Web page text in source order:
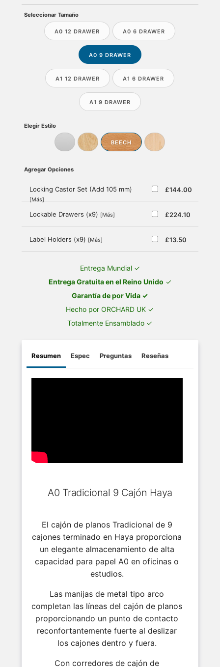
Seleccionar Tamaño
A0 12 DRAWER A0 6 DRAWER
A0 9 DRAWER
A1 12 DRAWER A1 6 DRAWER
A1 9 DRAWER
Elegir Estilo
BEECH
Agregar Opciones
£144.00
Locking Castor Set (Add 105 mm)
[Más]
£224.10
Lockable Drawers (x9) [Más]
£13.50
Label Holders (x9) [Más]
Entrega Mundial ✓
Entrega Gratuita en el Reino Unido ✓
Garantía de por Vida ✓
Hecho por ORCHARD UK ✓
Totalmente Ensamblado ✓
Resumen Espec Preguntas Reseñas
A0 Tradicional 9 Cajón Haya
El cajón de planos Tradicional de 9
cajones terminado en Haya proporciona
un elegante almacenamiento de alta
capacidad para papel A0 en oficinas o
estudios.
Las manijas de metal tipo arco
completan las líneas del cajón de planos
proporcionando un punto de contacto
reconfortantemente fuerte al deslizar
los cajones dentro y fuera.
Con corredores de cajón de